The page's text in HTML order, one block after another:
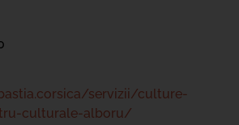
servizii/culture-
culturale-alboru/